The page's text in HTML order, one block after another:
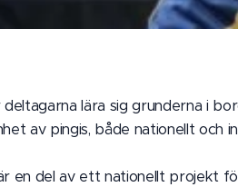
lära sig grunderna i
av pingis, både nationellt och
en del av ett nationellt projekt